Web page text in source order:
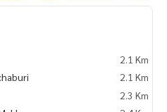
2.1 Km
2.1 Km
2.3 Km